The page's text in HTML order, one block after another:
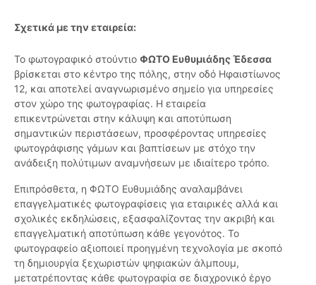
Σχετικά με την εταιρεία:
Το φωτογραφικό στούντιο ΦΩΤΟ Ευθυμιάδης Έδεσσα
βρίσκεται στο κέντρο της πόλης, στην οδό Ηφαιστίωνος
12, και αποτελεί αναγνωρισμένο σημείο για υπηρεσίες
στον χώρο της φωτογραφίας. Η εταιρεία
επικεντρώνεται στην κάλυψη και αποτύπωση
σημαντικών περιστάσεων, προσφέροντας υπηρεσίες
φωτογράφισης γάμων και βαπτίσεων με στόχο την
ανάδειξη πολύτιμων αναμνήσεων με ιδιαίτερο τρόπο.
Επιπρόσθετα, η ΦΩΤΟ Ευθυμιάδης αναλαμβάνει
επαγγελματικές φωτογραφίσεις για εταιρικές αλλά και
σχολικές εκδηλώσεις, εξασφαλίζοντας την ακριβή και
επαγγελματική αποτύπωση κάθε γεγονότος. Το
φωτογραφείο αξιοποιεί προηγμένη τεχνολογία με σκοπό
τη δημιουργία ξεχωριστών ψηφιακών άλμπουμ,
μετατρέποντας κάθε φωτογραφία σε διαχρονικό έργο